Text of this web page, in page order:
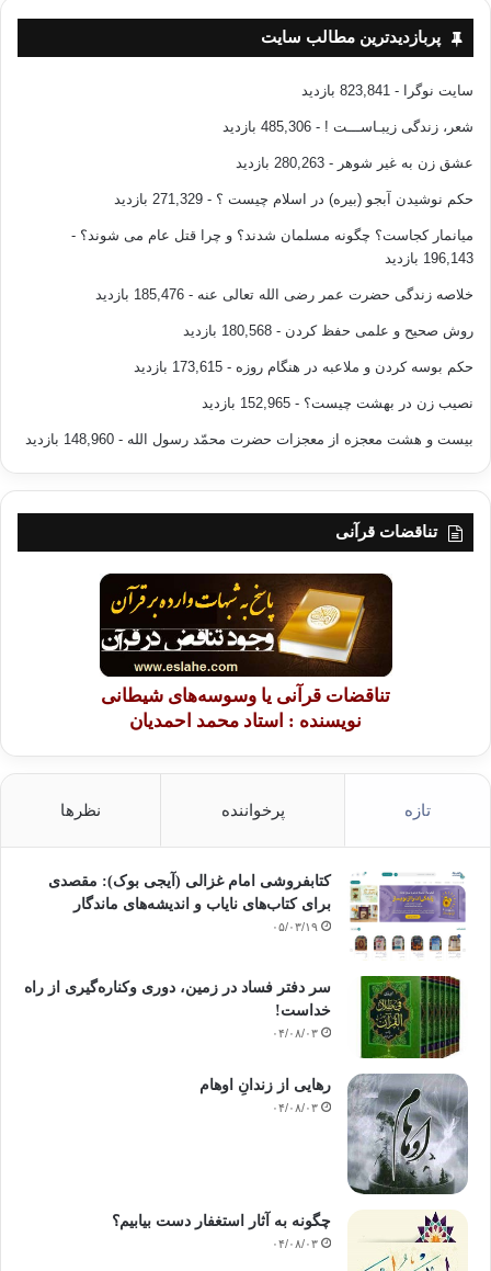
پربازدیدترین مطالب سایت
سایت نوگرا - 823,841 بازدید
شعر، زندگی زیبـاســـت ! - 485,306 بازدید
عشق زن به غیر شوهر - 280,263 بازدید
حکم نوشیدن آبجو (بیره) در اسلام چیست ؟ - 271,329 بازدید
میانمار کجاست؟ چگونه مسلمان شدند؟ و چرا قتل عام می شوند؟ -
196,143 بازدید
خلاصه زندگی حضرت عمر رضی الله تعالی عنه - 185,476 بازدید
روش صحیح و علمی حفظ کردن - 180,568 بازدید
حکم بوسه کردن و ملاعبه در هنگام روزه - 173,615 بازدید
نصیب زن در بهشت چیست؟ - 152,965 بازدید
بیست و هشت معجزه از معجزات حضرت محمّد رسول الله - 148,960 بازدید
تناقضات قرآنی
تناقضات قرآنی یا وسوسه‌های شیطانی
نویسنده : استاد محمد احمدیان
تازه پرخواننده نظرها
کتابفروشی امام غزالی (آیجی بوک): مقصدی
برای کتاب‌های نایاب و اندیشه‌های ماندگار
۰۵/۰۳/۱۹
سر دفتر فساد در زمین‌، دوری وکناره‌گیری از راه
خداست‌!
۰۴/۰۸/۰۳
رهایی از زندانِ اوهام
۰۴/۰۸/۰۳
چگونه به آثار استغفار دست بیابیم؟
۰۴/۰۸/۰۳